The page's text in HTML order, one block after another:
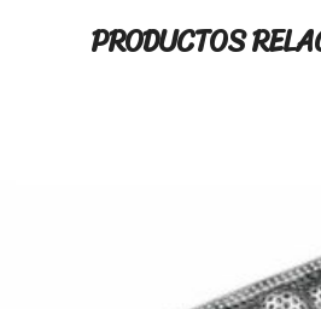
PRODUCTOS